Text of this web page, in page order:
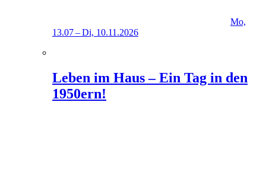
Mo,
13.07 – Di, 10.11.2026
Leben im Haus – Ein Tag in den
1950ern!